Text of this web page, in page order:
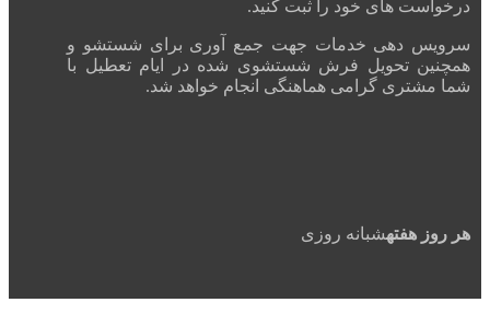
درخواست های خود را ثبت کنید.
سرویس دهی خدمات جهت جمع آوری برای شستشو و
همچنین تحویل فرش شستشوی شده در ایام تعطیل با
شما مشتری گرامی هماهنگی انجام خواهد شد.
هر روز هفتهشبانه روزی